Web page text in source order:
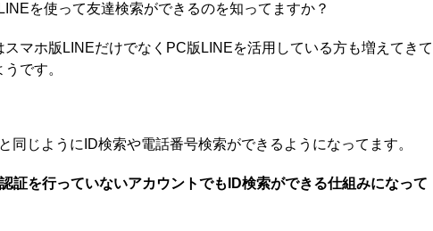
を使って友達検索ができるのを知ってますか？
スマホ版LINEだけでなくPC版LINEを活用している方も増えてきて
です。
同じようにID検索や電話番号検索ができるようになってます。
証を行っていないアカウントでもID検索ができる仕組みになって